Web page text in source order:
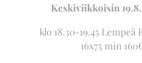
Keskiviikkoisin
klo 18.30-19.45 Lempeä
16x75 min